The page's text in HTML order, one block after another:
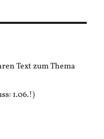
Text zum Thema
1.06.!)